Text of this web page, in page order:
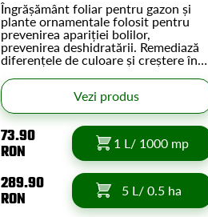
Îngrășământ foliar pentru gazon și
plante ornamentale folosit pentru
prevenirea apariției bolilor,
prevenirea deshidratării. Remediază
diferențele de culoare și creștere în
durată. Supliment în orice perioadă a
anului de calciu și magneziu
împreună cu azot și potasiu.
Vezi produs
73.90
RON 1 L/ 1000 mp
289.90
RON 5 L/ 0.5 ha